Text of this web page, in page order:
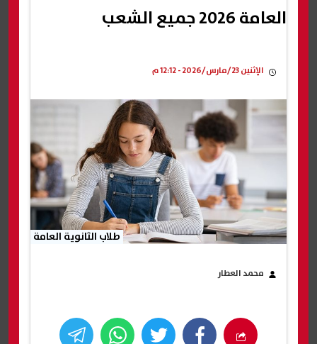
العامة 2026 جميع الشعب
الإثنين 23/مارس/2026 - 12:12 م
طلاب الثانوية العامة
محمد العطار